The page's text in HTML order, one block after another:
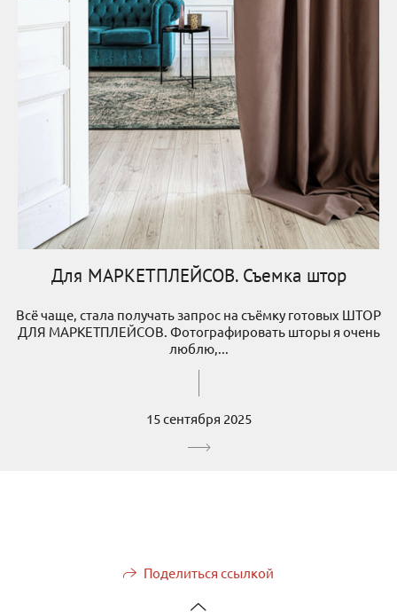
Для МАРКЕТПЛЕЙСОВ. Съемка штор
Всё чаще, стала получать запрос на съёмку готовых ШТОР
ДЛЯ МАРКЕТПЛЕЙСОВ. Фотографировать шторы я очень
люблю,...
15 сентября 2025
Поделиться ссылкой